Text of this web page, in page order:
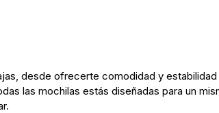
desde ofrecerte comodidad y
las mochilas estás diseñadas para un